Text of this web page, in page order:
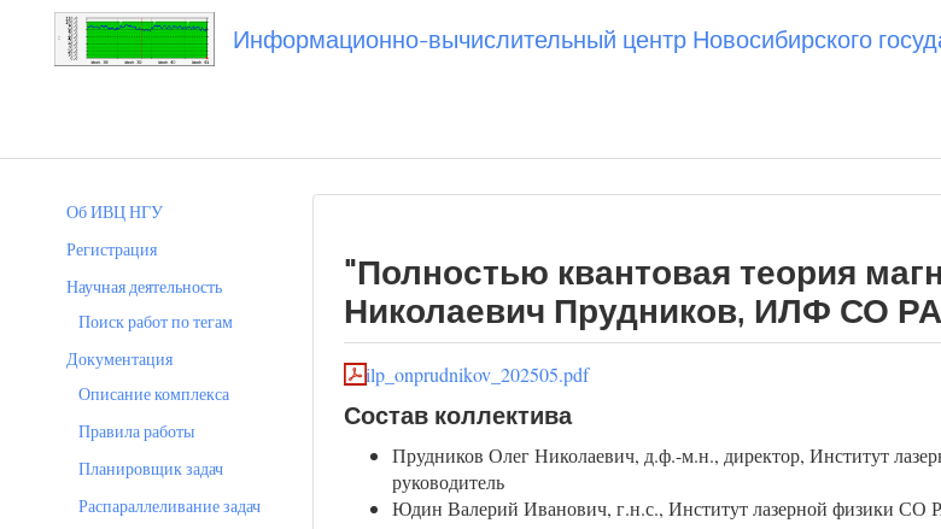
Информационно-вычислительный центр Новосибирского
Об ИВЦ НГУ
Регистрация
Научная деятельность
Поиск работ по тегам
Документация
Описание комплекса
Правила работы
Планировщик задач
Распараллеливание задач
"Полностью квантовая теория
Николаевич Прудников, ИЛФ СО
ilp_onprudnikov_202505.pdf
Состав коллектива
Прудников Олег Николаевич, д.ф.-м.н., директор, Институт
руководитель
Юдин Валерий Иванович, г.н.с., Институт лазерной физики СО